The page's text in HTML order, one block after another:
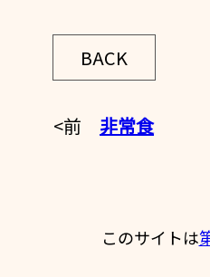
BACK
<前 非常食
このサイトは